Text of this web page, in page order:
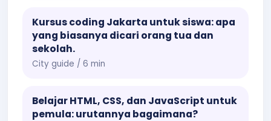
Kursus coding Jakarta untuk siswa: apa
yang biasanya dicari orang tua dan
sekolah.
City guide / 6 min
Belajar HTML, CSS, dan JavaScript untuk
pemula: urutannya bagaimana?